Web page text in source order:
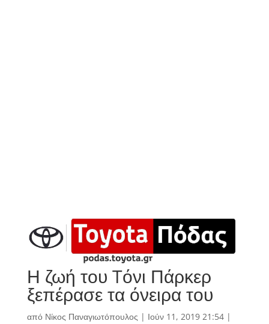
Η ζωή του Tόνι Πάρκερ
ξεπέρασε τα όνειρα του
από Νίκος Παναγιωτόπουλος | Ιούν 11, 2019 21:54|